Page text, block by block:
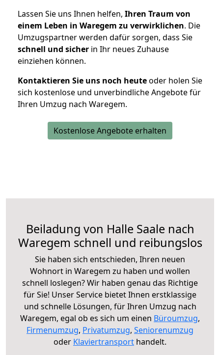
Lassen Sie uns Ihnen helfen, Ihren Traum von
einem Leben in Waregem zu verwirklichen. Die
Umzugspartner werden dafür sorgen, dass Sie
schnell und sicher in Ihr neues Zuhause
einziehen können.
Kontaktieren Sie uns noch heuteoder holen Sie
sich kostenlose und unverbindliche Angebote für
Ihren Umzug nach Waregem.
Kostenlose Angebote erhalten
Beiladung von Halle Saale nach
Waregem schnell und reibungslos
Sie haben sich entschieden, Ihren neuen
Wohnort in Waregem zu haben und wollen
schnell loslegen? Wir haben genau das Richtige
für Sie! Unser Service bietet Ihnen erstklassige
und schnelle Lösungen, für Ihren Umzug nach
Waregem, egal ob es sich um einen Büroumzug,
Firmenumzug, Privatumzug, Seniorenumzug
oder Klaviertransport handelt.